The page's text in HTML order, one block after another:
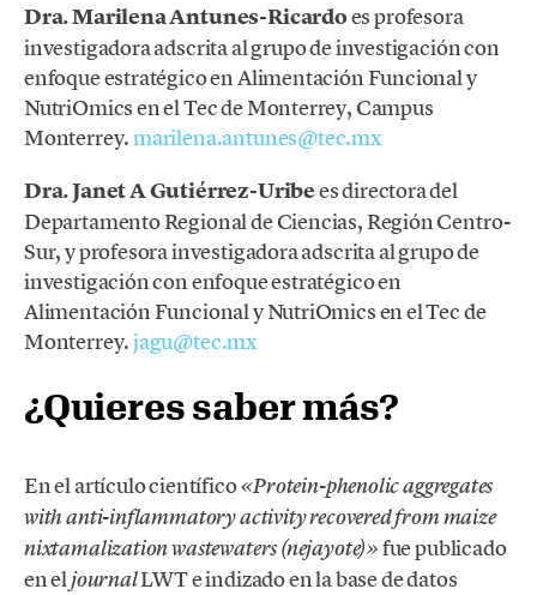
Dra. Marilena Antunes-Ricardoes profesora
investigadora adscrita al grupo de investigación con
enfoque estratégico en Alimentación Funcional y
NutriOmics en el Tec de Monterrey, Campus
Monterrey.marilena.antunes@tec.mx
Dra. Janet A Gutiérrez-Uribees directora del
Departamento Regional de Ciencias, Región Centro-
Sur, y profesora investigadora adscrita al grupo de
investigación con enfoque estratégico en
Alimentación Funcional y NutriOmics en el Tec de
Monterrey.jagu@tec.mx
¿Quieres saber más?
En el artículo científico«Protein-phenolic aggregates
with anti-inflammatory activity recovered from maize
nixtamalization wastewaters (nejayote)»fue publicado
en eljournalLWT e indizado en la base de datos